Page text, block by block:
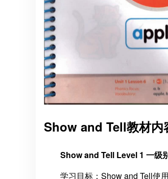
Show and Tell教材内
Show and Tell Level 1 一级
学习目标：Show and Tell使